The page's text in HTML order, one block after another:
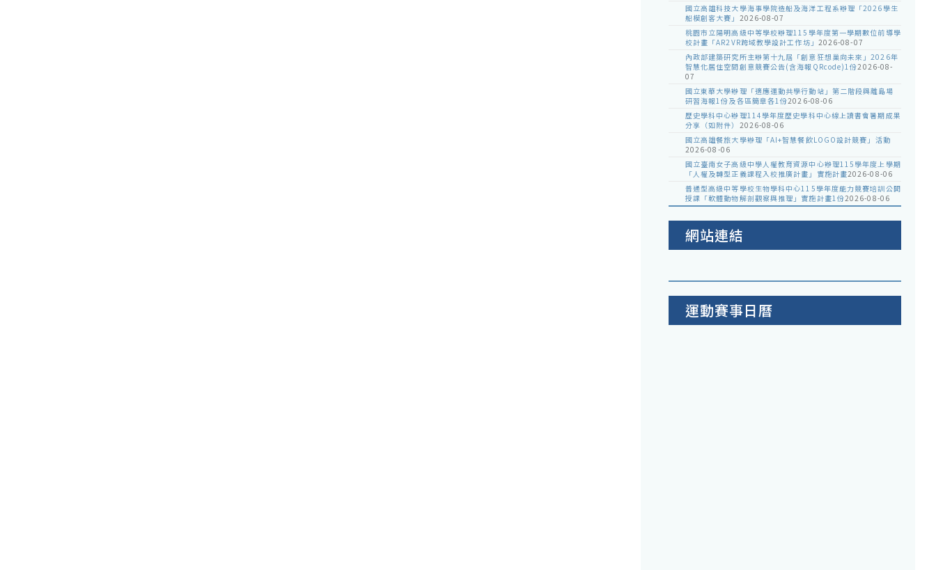
國立高雄科技大學海事學院造船及海洋工程系辦理「2026學生
船模創客大賽」 2026-08-07
桃園市立陽明高級中等學校辦理115學年度第一學期數位前導學
校計畫「AR2VR跨域教學設計工作坊」 2026-08-07
內政部建築研究所主辦第十九屆「創意狂想巢向未來」2026年
智慧化居住空間創意競賽公告(含海報QRcode)1份2026-08-
07
國立東華大學辦理「適應運動共學行動站」第二階段與離島場
研習海報1份及各區簡章各1份2026-08-06
歷史學科中心辦理114學年度歷史學科中心線上讀書會暑期成果
分享（如附件） 2026-08-06
國立高雄餐旅大學辦理「AI+智慧餐飲LOGO設計競賽」活動
2026-08-06
國立臺南女子高級中學人權教育資源中心辦理115學年度上學期
「人權及轉型正義課程入校推廣計畫」實施計畫2026-08-06
普通型高級中等學校生物學科中心115學年度能力競賽培訓公開
授課「軟體動物解剖觀察與推理」實施計畫1份2026-08-06
網站連結
運動賽事日曆